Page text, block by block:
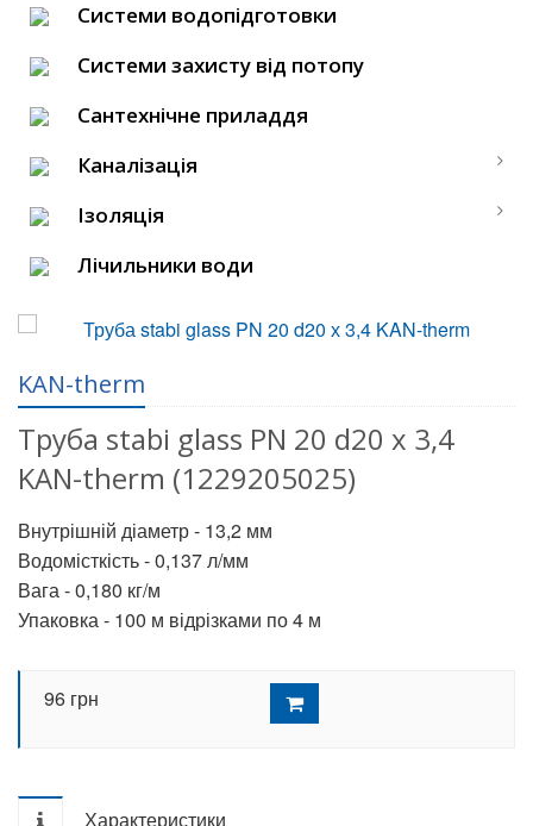
Системи водопідготовки
Системи захисту від потопу
Сантехнічне приладдя
Каналізація
Ізоляція
Лічильники води
KAN-therm
Труба stabi glass PN 20 d20 х 3,4
KAN-therm (1229205025)
Внутрішній діаметр - 13,2 мм
Водомісткість - 0,137 л/мм
Вага - 0,180 кг/м
Упаковка - 100 м відрізками по 4 м
96 грн
Характеристики